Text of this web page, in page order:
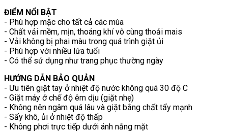
ĐIỂM NỔI BẬT
- Phù hợp mặc cho tất cả các mùa
- Chất vải mềm, mịn, thoáng khí vô cùng thoải mais
- Vải không bị phai màu trong quá trình giặt ủi
- Phù hợp với nhiều lứa tuổi
- Có thể sử dụng như trang phục thường ngày
HƯỚNG DẪN BẢO QUẢN
- Ưu tiên giặt tay ở nhiệt độ nước không quá 30 độ C
- Giặt máy ở chế độ êm dịu (giặt nhẹ)
- Không nên ngâm quá lâu và giặt bằng chất tẩy mạnh
- Sấy khô, ủi ở nhiệt độ thấp
- Không phơi trực tiếp dưới ánh nắng mặt